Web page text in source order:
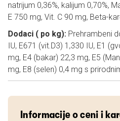
natrijum 0,36%, kalijum 0,70%,
E 750 mg, Vit. C 90 mg, Beta-
Dodaci ( po kg): Prehrambeni
IU, E671 (vit.D3) 1,330 IU, E1
mg, E4 (bakar) 22,3 mg, E5
mg, E8 (selen) 0,4 mg s
Informacije o ceni i